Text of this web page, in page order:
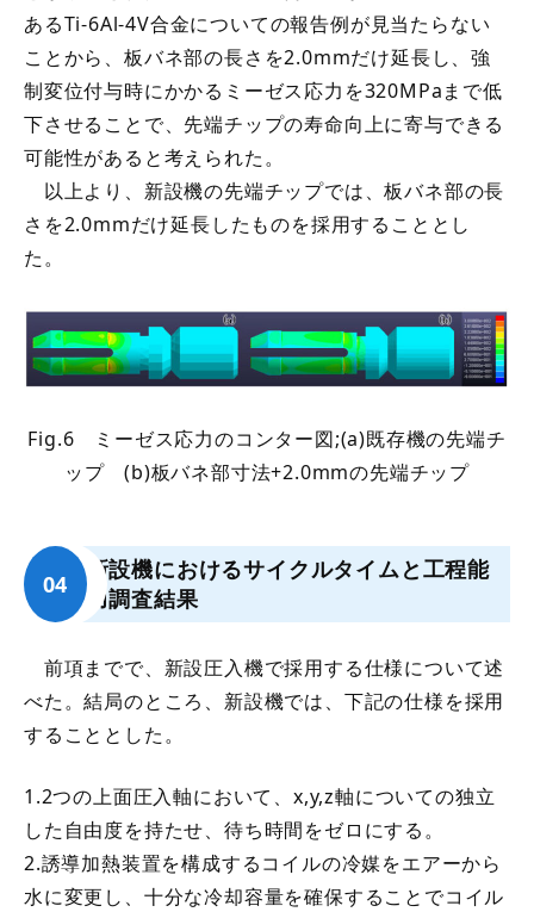
あるTi-6Al-4V合金についての報告例が見当たらない
ことから、板バネ部の長さを2.0mmだけ延長し、強
制変位付与時にかかるミーゼス応力を320MPaまで低
下させることで、先端チップの寿命向上に寄与できる
可能性があると考えられた。
以上より、新設機の先端チップでは、板バネ部の長
さを2.0mmだけ延長したものを採用することとし
た。
Fig.6 ミーゼス応力のコンター図;(a)既存機の先端チ
ップ (b)板バネ部寸法+2.0mmの先端チップ
新設機におけるサイクルタイムと工程能
力調査結果
前項までで、新設圧入機で採用する仕様について述
べた。結局のところ、新設機では、下記の仕様を採用
することとした。
1.2つの上面圧入軸において、x,y,z軸についての独立
した自由度を持たせ、待ち時間をゼロにする。
2.誘導加熱装置を構成するコイルの冷媒をエアーから
水に変更し、十分な冷却容量を確保することでコイル